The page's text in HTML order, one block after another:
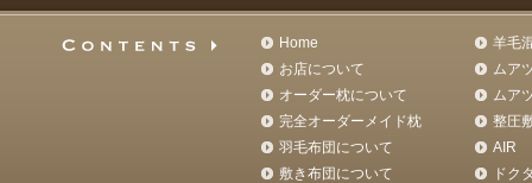
Home
お店について
オーダー枕について
完全オーダーメイド枕
羽毛布団について
敷き布団について
羊毛
ムア
ムア
整圧
AIR
ドク